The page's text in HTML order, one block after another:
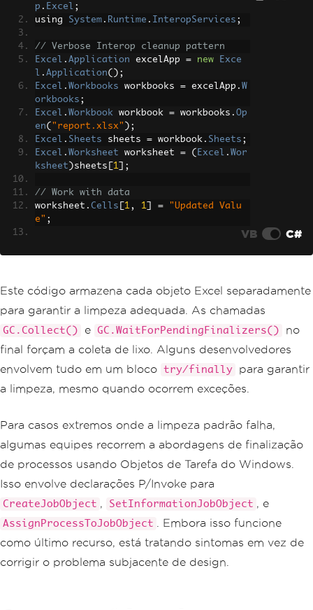
p . Excel ;
using System . Runtime . InteropServices ;
// Verbose Interop cleanup pattern
Excel . Application excelApp = new
Exce
l . Application();
Excel . Workbooks workbooks = excelApp . W
orkbooks ;
Excel . Workbook workbook = workbooks . Op
en( "report.xlsx" );
Excel . Sheets sheets = workbook . Sheets ;
Excel . Worksheet worksheet = ( Excel . Wor
ksheet )sheets 1 ];
// Work with data
worksheet . Cells 1, 1 =
"Updated Valu
e" ;
excelApp
Marshal . ReleaseComObject(worksheet);
Marshal. ReleaseComObject sheets);
Marshal
workbook
Marshal .ReleaseComObject( workbooks);
Marshal .ReleaseComObject (excelApp );
GC.Collect();
VB C#
Este código armazena cada objeto Excel separadamente
para garantir a limpeza adequada. As chamadas
GC.Collect() e GC.WaitForPendingFinalizers()
no
final forçam a coleta de lixo. Alguns desenvolvedores
envolvem tudo em um bloco try/finally
para garantir
a limpeza, mesmo quando ocorrem exceções.
Para casos extremos onde a limpeza padrão falha,
algumas equipes recorrem a abordagens de finalização
de processos usando Objetos de Tarefa do Windows.
Isso envolve declarações P/Invoke para
CreateJobObject , SetInformationJobObject , e
AssignProcessToJobObject
. Embora isso funcione
como último recurso, está tratando sintomas em vez de
corrigir o problema subjacente de design.